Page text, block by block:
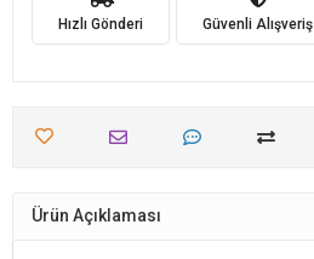
Hızlı Gönderi Güvenli Alışveriş
Ürün Açıklaması